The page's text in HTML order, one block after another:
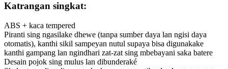
Katrangan singkat:
ABS + kaca tempered
Piranti sing ngasilake dhewe (tanpa sumber daya lan ngisi daya
otomatis), kanthi sikil sampeyan nutul supaya bisa digunakake
kanthi gampang lan ngindhari zat-zat sing mbebayani saka batere
Desain pojok sing mulus lan dibunderaké